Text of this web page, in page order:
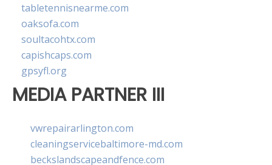
tabletennisnearme.com
oaksofa.com
soultacohtx.com
capishcaps.com
gpsyfl.org
MEDIA PARTNER III
vwrepairarlington.com
cleaningservicebaltimore-md.com
beckslandscapeandfence.com